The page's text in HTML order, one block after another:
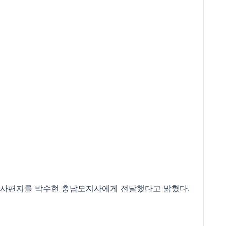
편지를 박수현 충남도지사에게 전달했다고 밝혔다.